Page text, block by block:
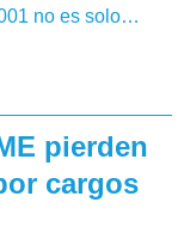
no es solo…
pierden
cargos